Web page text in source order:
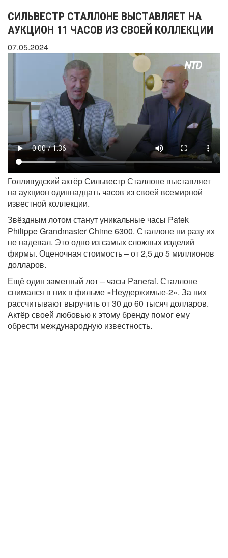
СИЛЬВЕСТР СТАЛЛОНЕ ВЫСТАВЛЯЕТ НА
АУКЦИОН 11 ЧАСОВ ИЗ СВОЕЙ КОЛЛЕКЦИИ
07.05.2024
Голливудский актёр Сильвестр Сталлоне выставляет
на аукцион одиннадцать часов из своей всемирной
известной коллекции.
Звёздным лотом станут уникальные часы Patek
Philippe Grandmaster Chime 6300. Сталлоне ни разу их
не надевал. Это одно из самых сложных изделий
фирмы. Оценочная стоимость – от 2,5 до 5 миллионов
долларов.
Ещё один заметный лот – часы Panerai. Сталлоне
снимался в них в фильме «Неудержимые-2». За них
рассчитывают выручить от 30 до 60 тысяч долларов.
Актёр своей любовью к этому бренду помог ему
обрести международную известность.